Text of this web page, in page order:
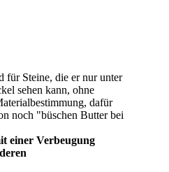
für Steine, die er nur unter
sehen kann, ohne
dafür
noch "büschen Butter bei
einer Verbeugung